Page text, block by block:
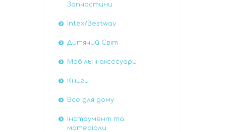
Запчастини
Intex/Bestway
Дитячий Світ
Мобільні аксесуари
Книги
Все для дому
Інструмент та
матеріали